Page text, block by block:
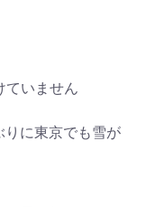
ていません
りに東京でも雪が